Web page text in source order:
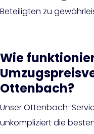
Beteiligten zu
Wie
Ottenbach?
Unser Ottenbach-
unkompliziert die